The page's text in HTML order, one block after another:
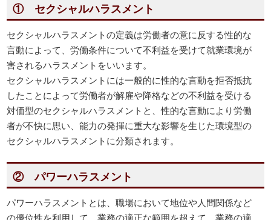
① セクシャルハラスメント
セクシャルハラスメントの定義は労働者の意に反する性的な
言動によって、労働条件について不利益を受けて就業環境が
害されるハラスメントをいいます。
セクシャルハラスメントには一般的に性的な言動を拒否抵抗
したことによって労働者が解雇や降格などの不利益を受ける
対価型のセクシャルハラスメントと、性的な言動により労働
者が不快に思い、能力の発揮に重大な影響を生じた環境型の
セクシャルハラスメントに分類されます。
② パワーハラスメント
パワーハラスメントとは、職場において地位や人間関係など
の優位性を利用して、業務の適正な範囲を超えて、業務の適